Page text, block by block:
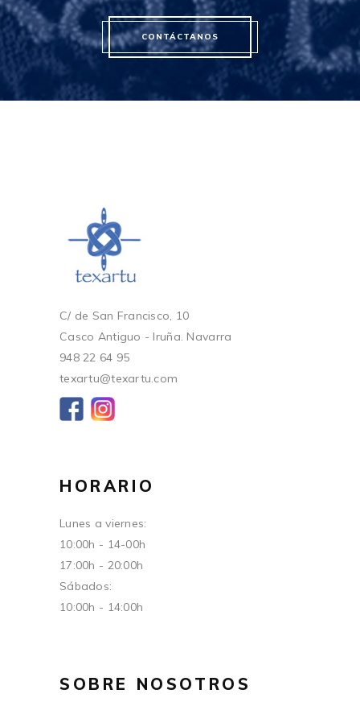
CONTÁCTANOS
C/ de San Francisco, 10
Casco Antiguo - Iruña. Navarra
948 22 64 95
texartu@texartu.com
HORARIO
Lunes a viernes:
10:00h - 14-00h
17:00h - 20:00h
Sábados:
10:00h - 14:00h
SOBRE NOSOTROS